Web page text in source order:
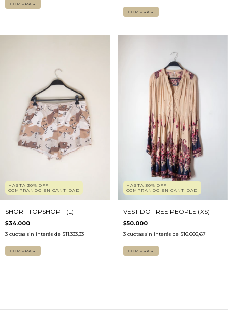
COMPRAR
COMPRAR
HASTA 30% OFF
COMPRANDO EN CANTIDAD
SHORT TOPSHOP - (L)
$34.000
3 cuotas sin interés de $11.333,33
COMPRAR
HASTA 30% OFF
COMPRANDO EN CANTIDAD
VESTIDO FREE PEOPLE (XS)
$50.000
3 cuotas sin interés de $16.666,67
COMPRAR